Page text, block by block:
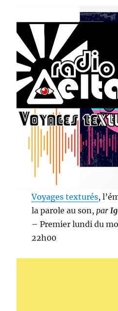
Voyages texturés,
la parole au son, par
– Premier lundi du
22h00